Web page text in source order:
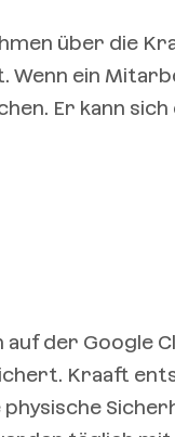
über die
Wenn ein
Er kann
der Google
Kraaft
physische